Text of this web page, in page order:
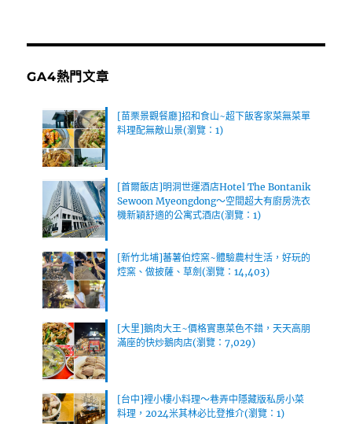
GA4熱門文章
[苗栗景觀餐廳]招和食山~超下飯客家菜無菜單
料理配無敵山景(瀏覽：1)
[首爾飯店]明洞世運酒店Hotel The Bontanik
Sewoon Myeongdong～空間超大有廚房洗衣
機新穎舒適的公寓式酒店(瀏覽：1)
[新竹北埔]蕃薯伯焢窯~體驗農村生活，好玩的
焢窯、做披薩、草劍(瀏覽：14,403)
[大里]鵝肉大王~價格實惠菜色不錯，天天高朋
滿座的快炒鵝肉店(瀏覽：7,029)
[台中]裡小樓小料理～巷弄中隱藏版私房小菜
料理，2024米其林必比登推介(瀏覽：1)